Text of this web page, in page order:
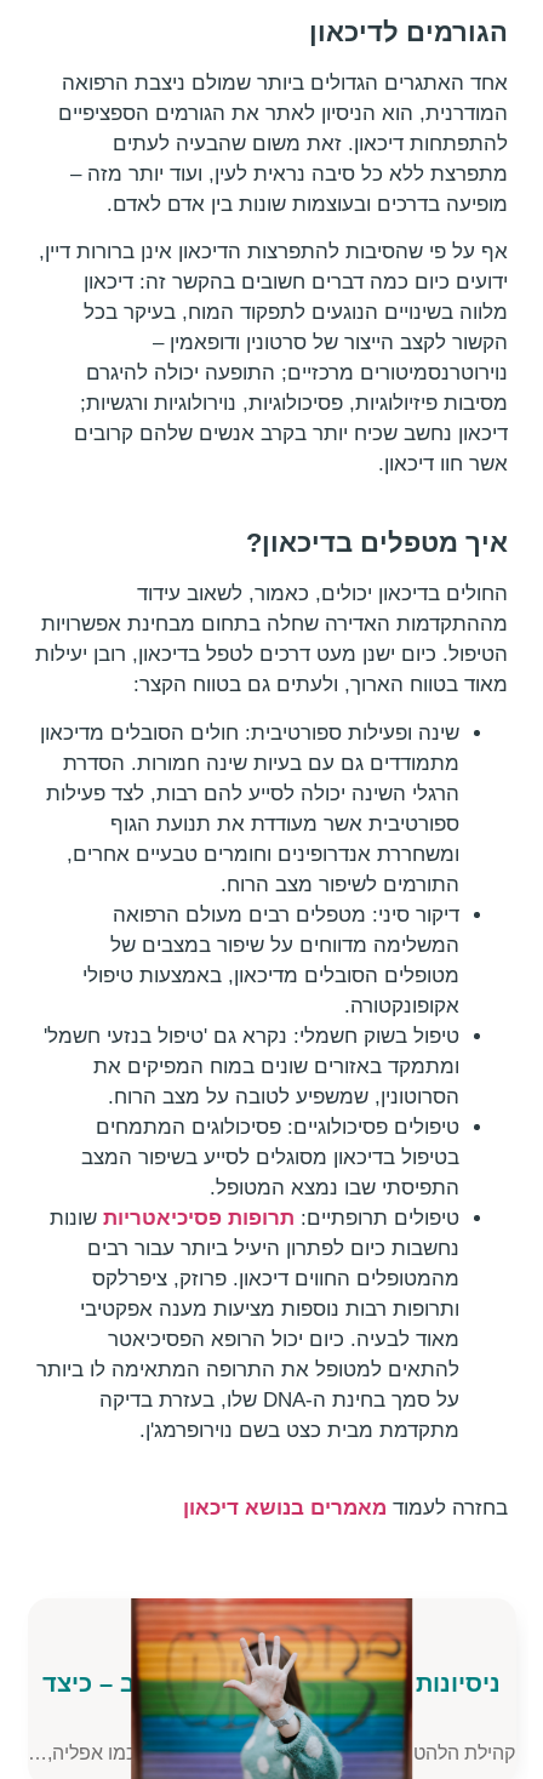
הגורמים לדיכאון
אחד האתגרים הגדולים ביותר שמולם ניצבת הרפואה
המודרנית, הוא הניסיון לאתר את הגורמים הספציפיים
להתפתחות דיכאון. זאת משום שהבעיה לעתים
מתפרצת ללא כל סיבה נראית לעין, ועוד יותר מזה –
מופיעה בדרכים ובעוצמות שונות בין אדם לאדם.
אף על פי שהסיבות להתפרצות הדיכאון אינן ברורות דיין,
ידועים כיום כמה דברים חשובים בהקשר זה: דיכאון
מלווה בשינויים הנוגעים לתפקוד המוח, בעיקר בכל
הקשור לקצב הייצור של סרטונין ודופאמין –
נוירוטרנסמיטורים מרכזיים; התופעה יכולה להיגרם
מסיבות פיזיולוגיות, פסיכולוגיות, נוירולוגיות ורגשיות;
דיכאון נחשב שכיח יותר בקרב אנשים שלהם קרובים
אשר חוו דיכאון.
איך מטפלים בדיכאון?
החולים בדיכאון יכולים, כאמור, לשאוב עידוד
מההתקדמות האדירה שחלה בתחום מבחינת אפשרויות
הטיפול. כיום ישנן מעט דרכים לטפל בדיכאון, רובן יעילות
מאוד בטווח הארוך, ולעתים גם בטווח הקצר:
שינה ופעילות ספורטיבית: חולים הסובלים מדיכאון
מתמודדים גם עם בעיות שינה חמורות. הסדרת
הרגלי השינה יכולה לסייע להם רבות, לצד פעילות
ספורטיבית אשר מעודדת את תנועת הגוף
ומשחררת אנדרופינים וחומרים טבעיים אחרים,
התורמים לשיפור מצב הרוח.
דיקור סיני: מטפלים רבים מעולם הרפואה
המשלימה מדווחים על שיפור במצבים של
מטופלים הסובלים מדיכאון, באמצעות טיפולי
אקופונקטורה.
טיפול בשוק חשמלי: נקרא גם 'טיפול בנזעי חשמל'
ומתמקד באזורים שונים במוח המפיקים את
הסרוטונין, שמשפיע לטובה על מצב הרוח.
טיפולים פסיכולוגיים: פסיכולוגים המתמחים
בטיפול בדיכאון מסוגלים לסייע בשיפור המצב
התפיסתי שבו נמצא המטופל.
טיפולים תרופתיים: תרופות פסיכיאטריותשונות
נחשבות כיום לפתרון היעיל ביותר עבור רבים
מהמטופלים החווים דיכאון. פרוזק, ציפרלקס
ותרופות רבות נוספות מציעות מענה אפקטיבי
מאוד לבעיה. כיום יכול הרופא הפסיכיאטר
להתאים למטופל את התרופה המתאימה לו ביותר
על סמך בחינת ה-DNA שלו, בעזרת בדיקה
מתקדמת מבית כצט בשם נוירופרמג'ן.
בחזרה לעמוד מאמרים בנושא דיכאון
בקהילת הלהט"ב – כיצד
ניתן למנוע?
עם אתגרים ייחודיים, כמו אפליה,…
החופש
חופשת הקיץ